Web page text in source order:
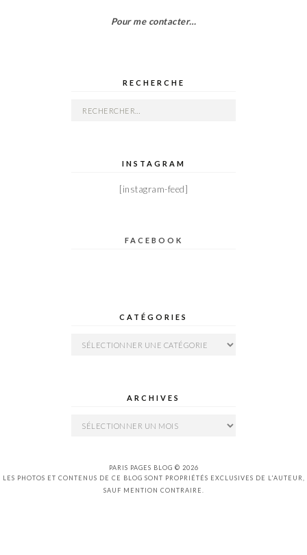
Pour me contacter…
RECHERCHE
Rechercher :
INSTAGRAM
[instagram-feed]
FACEBOOK
CATÉGORIES
Catégories
ARCHIVES
Archives
PARIS PAGES BLOG © 2026
LES PHOTOS ET CONTENUS DE CE BLOG SONT PROPRIÉTÉS EXCLUSIVES DE L'AUTEUR,
SAUF MENTION CONTRAIRE.